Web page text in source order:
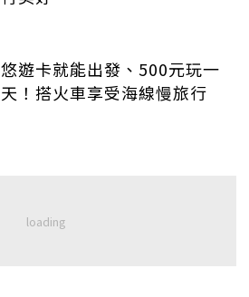
悠遊卡就能出發、500元玩一
天！搭火車享受海線慢旅行